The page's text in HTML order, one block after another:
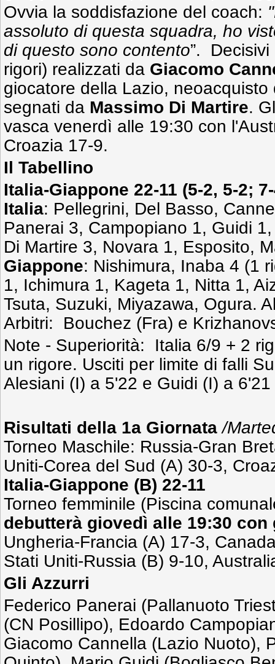
Ovvia la soddisfazione del coach:
assoluto di questa squadra, ho
di questo sono contento”.
rigori) realizzati da Giacomo
giocatore della Lazio,
segnati da Massimo Di Martire.
vasca venerdì alle 19:30 con
Croazia 17-9.
Il Tabellino
Italia-Giappone 22-11 (5-2, 5-2;
Italia: Pellegrini, Del Basso,
Panerai 3, Campopiano 1, Guidi
Di Martire 3, Novara 1, Esposito,
Giappone: Nishimura, Inaba 4 (1
1, Ichimura 1, Kageta 1, Nitta 1,
Tsuta, Suzuki, Miyazawa, Ogura.
Arbitri: Bouchez (Fra) e
Note - Superiorità: Italia 6/9 + 2
un rigore. Usciti per limite di falli
Alesiani (I) a 5'22 e Guidi (I) a 6'21
Risultati della 1a Giornata/
Torneo Maschile: Russia-Gran
Uniti-Corea del Sud (A) 30-3,
Italia-Giappone (B) 22-11
Torneo femminile (Piscina
debutterà giovedì alle 19:30 con
Ungheria-Francia (A) 17-3,
Stati Uniti-Russia (B) 9-10,
Gli Azzurri
Federico Panerai (Pallanuoto
(CN Posillipo), Edoardo
Giacomo Cannella (Lazio Nuoto),